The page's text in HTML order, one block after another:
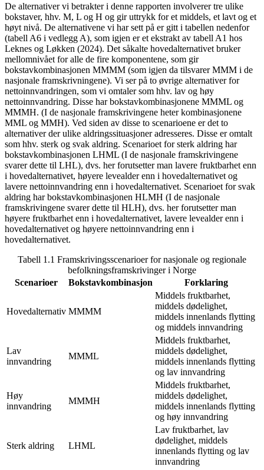
De alternativer vi betrakter i denne rapporten involverer tre ulike
bokstaver, hhv. M, L og H og gir uttrykk for et middels, et lavt og et
høyt nivå. De alternativene vi har sett på er gitt i tabellen nedenfor
(tabell A6 i vedlegg A), som igjen er et ekstrakt av tabell A1 hos
Leknes og Løkken (2024). Det såkalte hovedalternativet bruker
mellomnivået for alle de fire komponentene, som gir
bokstavkombinasjonen MMMM (som igjen da tilsvarer MMM i de
nasjonale framskrivningene). Vi ser på to øvrige alternativer for
nettoinnvandringen, som vi omtaler som hhv. lav og høy
nettoinnvandring. Disse har bokstavkombinasjonene MMML og
MMMH. (I de nasjonale framskrivingene heter kombinasjonene
MML og MMH). Ved siden av disse to scenarioene er det to
alternativer der ulike aldringssituasjoner adresseres. Disse er omtalt
som hhv. sterk og svak aldring. Scenarioet for sterk aldring har
bokstavkombinasjonen LHML (I de nasjonale framskrivingene
svarer dette til LHL), dvs. her forutsetter man lavere fruktbarhet enn
i hovedalternativet, høyere levealder enn i hovedalternativet og
lavere nettoinnvandring enn i hovedalternativet. Scenarioet for svak
aldring har bokstavkombinasjonen HLMH (I de nasjonale
framskrivingene svarer dette til HLH), dvs. her forutsetter man
høyere fruktbarhet enn i hovedalternativet, lavere levealder enn i
hovedalternativet og høyere nettoinnvandring enn i
hovedalternativet.
Tabell 1.1 Framskrivingsscenarioer for nasjonale og regionale
befolkningsframskrivinger i Norge
Scenarioer
Bokstavkombinasjon Forklaring
Hovedalternativ MMMM
Middels fruktbarhet,
middels dødelighet,
middels innenlands flytting
og middels innvandring
Lav
innvandring
MMML
Middels fruktbarhet,
middels dødelighet,
middels innenlands flytting
og lav innvandring
Høy
innvandring
MMMH
Middels fruktbarhet,
middels dødelighet,
middels innenlands flytting
og høy innvandring
Sterk aldring LHML
Lav fruktbarhet, lav
dødelighet, middels
innenlands flytting og lav
innvandring